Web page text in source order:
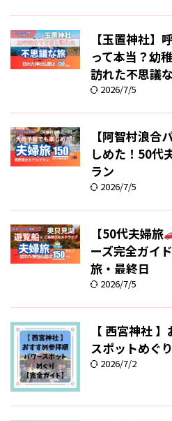
【玉置神社】
って本当？幼
訪れた不思議
2026/7/5
【阿智村浪合
しめた！50代
ラン
2026/7/5
【50代夫婦旅
ーズ完全ガイ
旅・最終日
2026/7/5
【 西宮神社
スポットめぐ
2026/7/2